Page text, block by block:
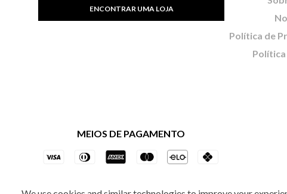
ENCONTRAR UMA LOJA
MEIOS DE PAGAMENTO